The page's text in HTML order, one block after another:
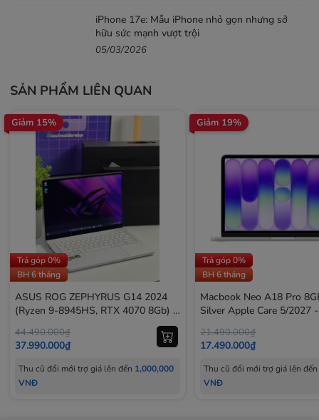
iPhone 17e: Mẫu iPhone nhỏ gọn nhưng sở
hữu sức mạnh vượt trội
05/03/2026
SẢN PHẨM LIÊN QUAN
Giảm 15%
Trả góp 0%
BH 6 tháng
ASUS ROG ZEPHYRUS G14 2024
(Ryzen 9-8945HS, RTX 4070 8Gb) -
44.490.000₫
37.990.000₫
Thu cũ đổi mới trợ giá lên đến 1,000,000
VNĐ
Giảm 19%
Trả góp 0%
BH 6 tháng
Macbook Neo A18 Pro
Silver Apple Care 5/2027
21.490.000₫
17.490.000₫
Thu cũ đổi mới trợ giá lên
VNĐ